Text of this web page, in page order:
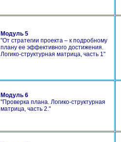
Модуль 5
"От стратегии проекта – к подробному
плану ее эффективного достижения.
Логико-структурная матрица, часть 1 "
Модуль 6
"Проверка плана. Логико-структурная
матрица, часть 2. "